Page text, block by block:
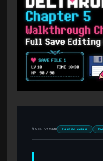
8 мин. чтения Гайд по читам Вы